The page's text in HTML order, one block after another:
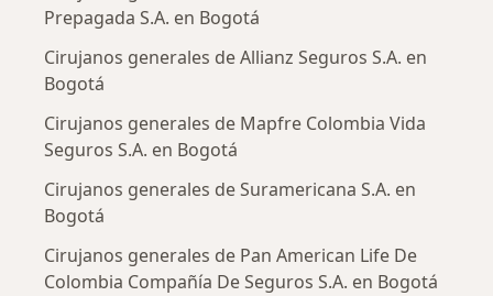
Prepagada S.A. en Bogotá
Cirujanos generales de Allianz Seguros S.A. en
Bogotá
Cirujanos generales de Mapfre Colombia Vida
Seguros S.A. en Bogotá
Cirujanos generales de Suramericana S.A. en
Bogotá
Cirujanos generales de Pan American Life De
Colombia Compañía De Seguros S.A. en Bogotá